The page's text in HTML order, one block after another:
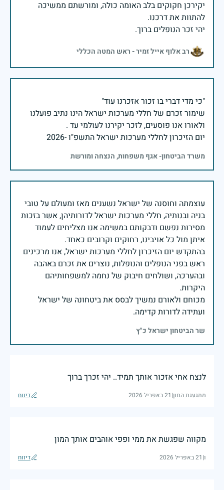
יקירכן חקוקים בלב האומה כולה, ומורשתם ממשיכה
יהי זכר הנופלים ברוך.
רב אלוף אייל זמיר - ראש המטה הכללי
שימור זכרם של חללי מערכות ישראל הינו נתיב פועלנו
יום הזיכרון לחללי מערכות ישראל התשפ"ו -2026
משרד הביטחון- אגף משפחות, הנצחה ומורשת
עוצמתה וחוסנה של ישראל נשענים מאז ומעולם על טובי
בניה ובנותיה, חללי מערכות ישראל לדורותיהן, אשר בזכות
מסירות נפשם ודבקותם במשימה אנו מצליחים לעמוד
בהתקדש יום הזיכרון לחללי מערכות ישראל, אנו מרכינים
ראש בפני הנופלים והנופלות, נוצרים את זכרם באהבה
ובהערכה, ושולחים חיבוק של נחמה למשפחותיהם
מכוחם ולאורם נמשיך לבסס את ביטחונה של ישראל
ועתידה לדורות קדימה.
שר הביטחון ישראל כ"ץ
לנצח אחי אזכור אותך תמיד.. יהי זכרך ברוך
מתגעגת המון|21 באפריל 2026 דיווח
מקווה שפגשת את ממי ופפי אוהבים אותך המון
ו|21 באפריל 2026 דיווח